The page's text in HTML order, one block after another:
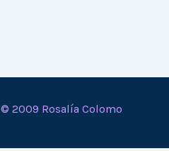
2009 Rosalía Colomo